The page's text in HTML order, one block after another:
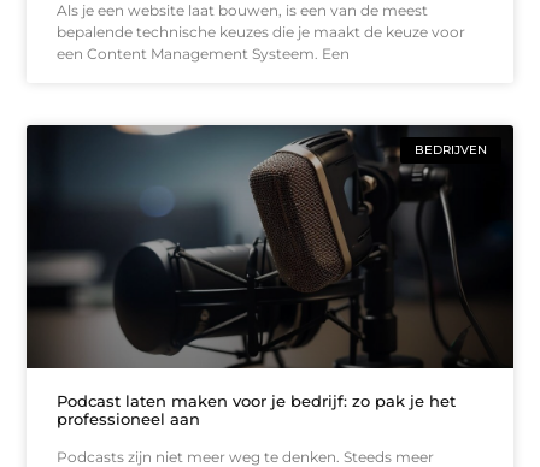
Als je een website laat bouwen, is een van de meest
bepalende technische keuzes die je maakt de keuze voor
een Content Management Systeem. Een
BEDRIJVEN
Podcast laten maken voor je bedrijf: zo pak je het
professioneel aan
Podcasts zijn niet meer weg te denken. Steeds meer